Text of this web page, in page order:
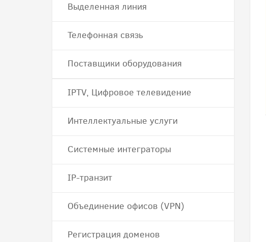
Выделенная линия
Телефонная связь
Поставщики оборудования
IPTV, Цифровое телевидение
Интеллектуальные услуги
Системные интеграторы
IP-транзит
Объединение офисов (VPN)
Регистрация доменов